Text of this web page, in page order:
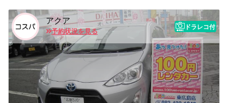
アクア
予約状況を見る
ドラレコ付